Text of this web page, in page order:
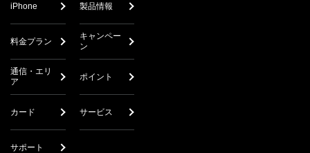
iPhone 製品情報
料金プラン
キャンペー
ン
通信・エリ
ア
ポイント
カード サービス
サポート